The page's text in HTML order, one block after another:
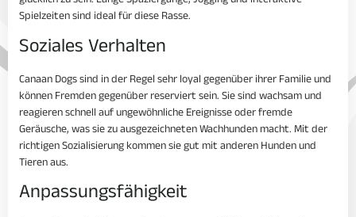
Spielzeiten sind ideal für diese Rasse.
Soziales Verhalten
Canaan Dogs sind in der Regel sehr loyal gegenüber ihrer Familie und
können Fremden gegenüber reserviert sein. Sie sind wachsam und
reagieren schnell auf ungewöhnliche Ereignisse oder fremde
Geräusche, was sie zu ausgezeichneten Wachhunden macht. Mit der
richtigen Sozialisierung kommen sie gut mit anderen Hunden und
Tieren aus.
Anpassungsfähigkeit